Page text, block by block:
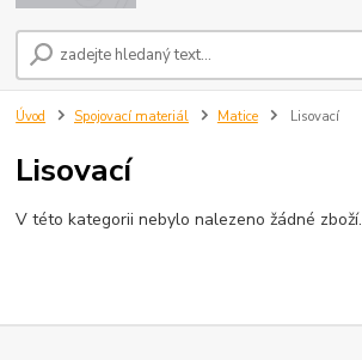
Úvod Spojovací materiál Matice Lisovací
Lisovací
V této kategorii nebylo nalezeno žádné zboží.